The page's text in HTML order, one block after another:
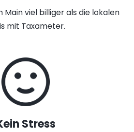
Main viel billiger als die lokalen
mit Taxameter.
Stress